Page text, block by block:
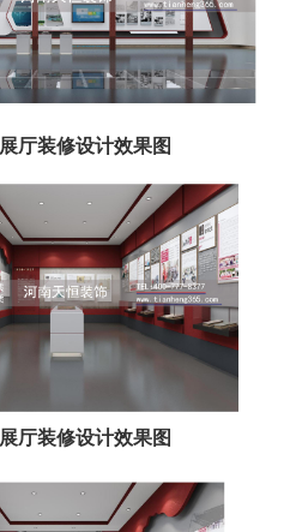
厅装修设计效果图
厅装修设计效果图